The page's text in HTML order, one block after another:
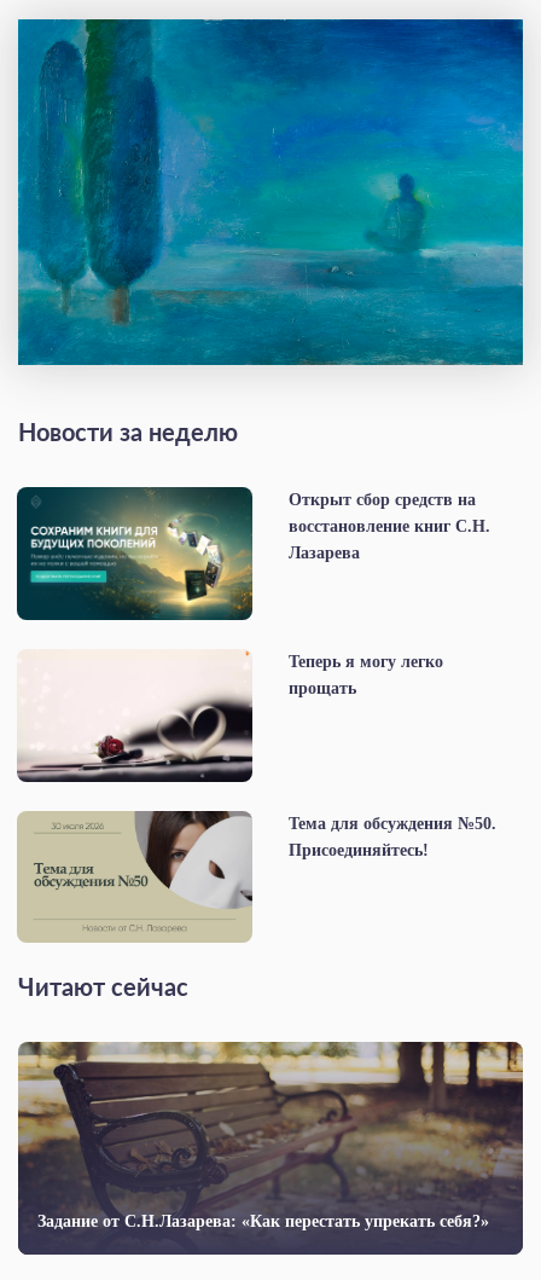
Новости за неделю
Открыт сбор средств на
восстановление книг С.Н.
Лазарева
Теперь я могу легко
прощать
Тема для обсуждения №50.
Присоединяйтесь!
Читают сейчас
Задание от С.Н.Лазарева: «Как перестать упрекать себя?»